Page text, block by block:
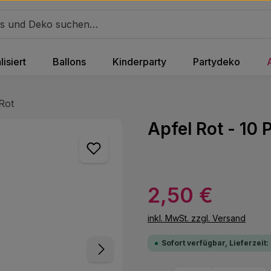
Ballons Kinderparty Partydeko
Apfel Rot - 10
Regulärer Preis:
2,50 €
inkl. MwSt. zzgl. Versand
Sofort verfügbar, Lieferzeit: